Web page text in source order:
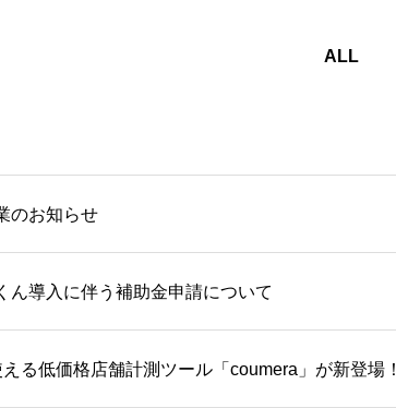
ALL
のお知らせ
ん導入に伴う補助金申請について
る低価格店舗計測ツール「coumera」が新登場！